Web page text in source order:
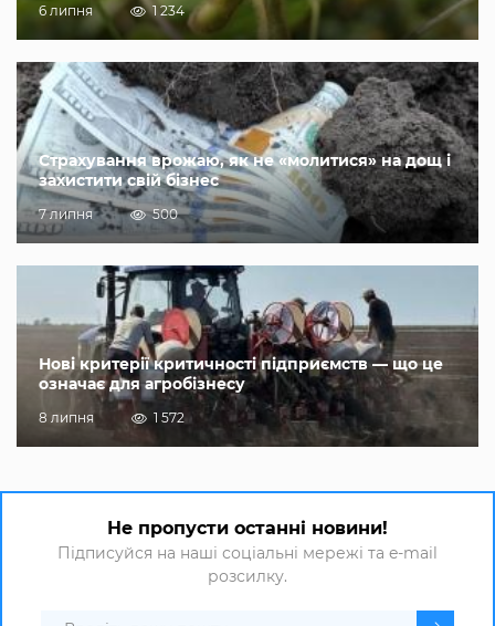
6 липня 1 234
Страхування врожаю, як не «молитися» на дощ і
захистити свій бізнес
7 липня 500
Нові критерії критичності підприємств — що це
означає для агробізнесу
8 липня 1 572
Не пропусти останні новини!
Підписуйся на наші соціальні мережі та e-mail
розсилку.